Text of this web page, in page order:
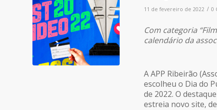
11 de fevereiro de 2022 / 0
Com categoria
calendário da
A APP Ribeirão
escolheu o Dia do
de 2022. O
estreia novo site,